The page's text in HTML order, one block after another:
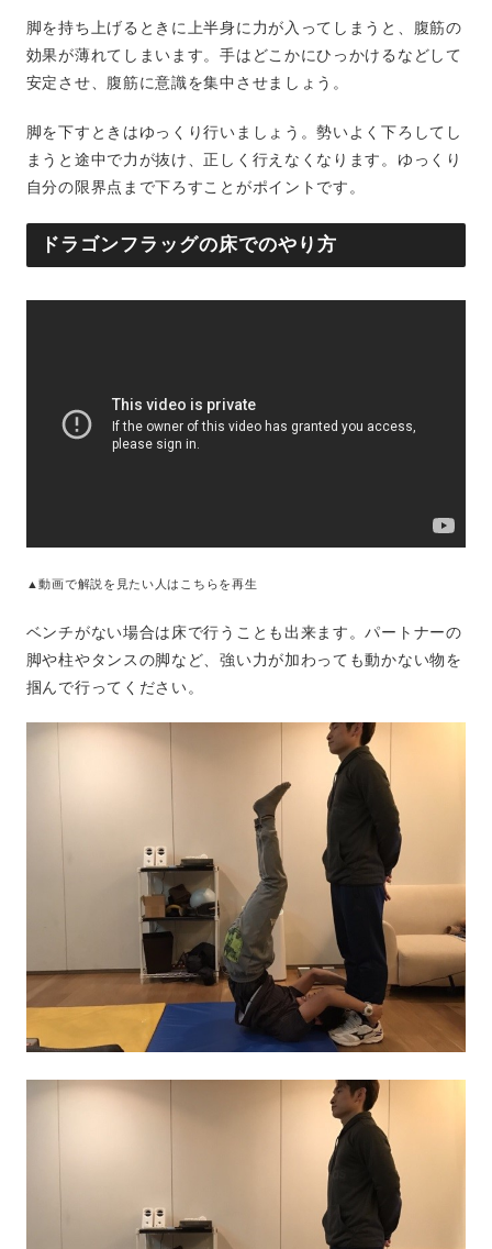
脚を持ち上げるときに上半身に力が入ってしまうと、腹筋の
効果が薄れてしまいます。手はどこかにひっかけるなどして
安定させ、腹筋に意識を集中させましょう。
脚を下すときはゆっくり行いましょう。勢いよく下ろしてし
まうと途中で力が抜け、正しく行えなくなります。ゆっくり
自分の限界点まで下ろすことがポイントです。
ドラゴンフラッグの床でのやり方
▲動画で解説を見たい人はこちらを再生
ベンチがない場合は床で行うことも出来ます。パートナーの
脚や柱やタンスの脚など、強い力が加わっても動かない物を
掴んで行ってください。